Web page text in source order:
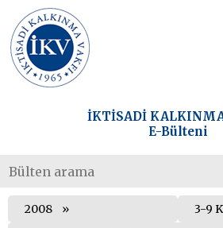
İKTİSADİ
E-Bülteni
2008
3-9